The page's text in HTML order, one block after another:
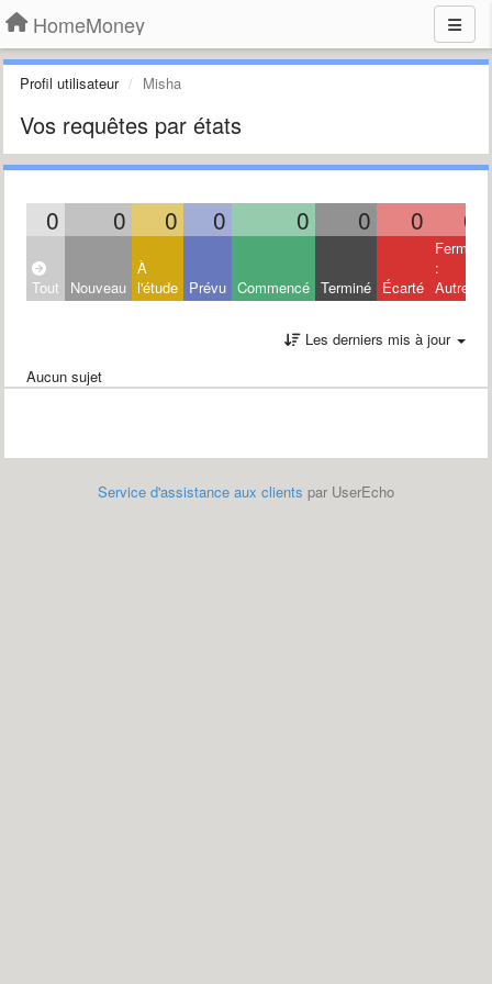
HomeMoney
Profil utilisateur Misha
Vos requêtes par états
0 0 0 0 0 0 0 0
Tout Nouveau
À
l'étude Prévu Commencé Terminé Écarté
Fermé
:
Autres
Les derniers mis à jour
Aucun sujet
Service d'assistance aux clients par UserEcho